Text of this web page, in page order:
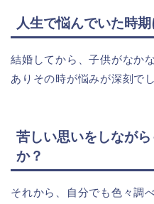
人生で悩んでいた時
結婚してから、子供がなか
ありその時が悩みが深刻でし
苦しい思いをしなが
か？
それから、自分でも色々調